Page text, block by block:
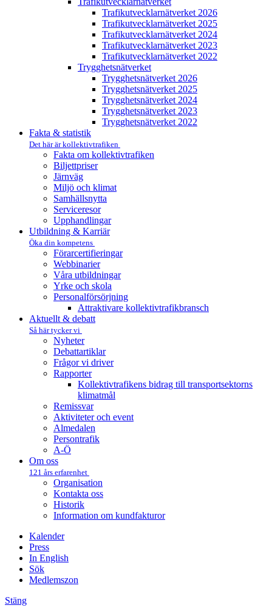
Trafikutvecklar­nätverket 2026
Trafikutvecklar­nätverket 2025
Trafikutvecklar­nätverket 2024
Trafikutvecklar­nätverket 2023
Trafikutvecklar­nätverket 2022
Trygghets­nätverket
Trygghets­nätverket 2026
Trygghets­nätverket 2025
Trygghets­nätverket 2024
Trygghets­nätverket 2023
Trygghets­nätverket 2022
Fakta & statistik
Det här är kollektivtrafiken
Fakta om kollektivtrafiken
Biljettpriser
Järnväg
Miljö och klimat
Samhällsnytta
Serviceresor
Upphandlingar
Utbildning & Karriär
Öka din kompetens
Förarcertifieringar
Webbinarier
Våra utbildningar
Yrke och skola
Personalförsörjning
Attraktivare kollektivtrafik­bransch
Aktuellt & debatt
Så här tycker vi
Nyheter
Debattartiklar
Frågor vi driver
Rapporter
Kollektivtrafikens bidrag till transportsektorns
klimatmål
Remissvar
Aktiviteter och event
Almedalen
Persontrafik
A-Ö
Om oss
121 års erfarenhet
Organisation
Kontakta oss
Historik
Information om kundfakturor
Kalender
Press
In English
Sök
Medlemszon
Stäng